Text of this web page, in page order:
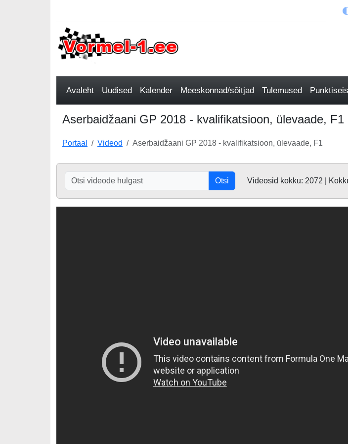
Avaleht Uudised Kalender Meeskonnad/sõitjad Tulemused Punktiseis
Aserbaidžaani GP 2018 - kvalifikatsioon, ülevaade, F1
Portaal Videod Aserbaidžaani GP 2018 - kvalifikatsioon, ülevaade, F1
Otsi Videosid kokku: 2072 |